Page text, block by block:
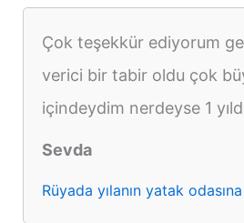
Çok teşekkür ediyorum
verici bir tabir oldu çok
içindeydim nerdeyse 1
Sevda
Rüyada yılanın yatak